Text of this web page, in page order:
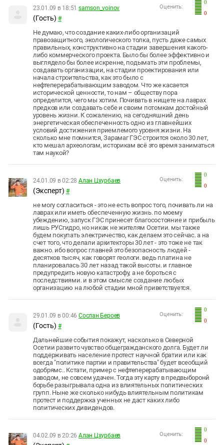
0
0
Оценить:
23.01.09 в 18:51 samson_voinov
(Гость) #
Не думаю, что создание каких-либо организаций
правозащитного, экологического толка, пусть даже самых
правильных, конструктивно на стадии завершения какого-
либо коммерческого проекта. Было бы более эффективно и
выглядело бы более искренне, подымать эти проблемы,
создавать организации, на стадии проектирования или
начала строительства, как это было с
нефтеперерабатывающим заводом. Что же касается
исторической ценности, то нам – обществу пора
определится, чего мы хотим. Почивать в нищете на лаврах
предков или создавать себе и своим потомкам достойный
уровень жизни. К сожалению, на сегодняшний день
энергетическая обеспеченность одно из главнейших
условий достижения приемлемого уровня жизни. На
сколько мне помнится, Зарамаг ГЭС строится около 30 лет,
кто мешал археологам, историкам всё это время заниматься
там наукой?
0
0
Оценить:
24.01.09 в 02:28 Алан Цхурбаев
(Эксперт) #
не могу согласиться - это не есть вопрос того, почивать ли на
лаврах или иметь обеспеченную жизнь. по моему
убеждению, запуск ГЭС принесет благосостояние и прибыль
лишь РУСгидро, но никак не жителям Осетии. мы также
будем покупать электричество, как делаем это сейчас. а на
счет того, что делали архитекторы 30 лет - это тоже не так
важно. ибо вопрос главней это безопасность людей -
десятков тысяч, как говорят геологи. ведь платина не
планировалась 30 лет назад такой высоты. и главное
предупредить новую катастрофу, а не бороться с
последствиями. и в этом смысле создание любых
организацию на любой стадии мной приветствуется.
0
0
Оценить:
29.01.09 в 00:46 Сослан Бероев
(Гость) #
Дальнейшие события покажут, насколько в Северной
Осетии развито чувство общегражданского долга. Будет ли
поддерживать население протест научной братии или как
всегда "политике партии и правительства" будет всеобщий
одобрямс.. Кстати, пример с нефтеперерабатывающим
заводом, не совсем удачен. Тогда эту карту в предвыборонй
борьбе разыгрывала одна из влиятельных политических
групп. Ныне же сколько нибудь влиятельным политикам
протест и поддержка ученных не даст каких либо
политических дивидендов.
0
0
Оценить:
04.02.09 в 20:26 Алан Цхурбаев